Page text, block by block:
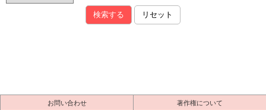
お問い合わせ 著作権について